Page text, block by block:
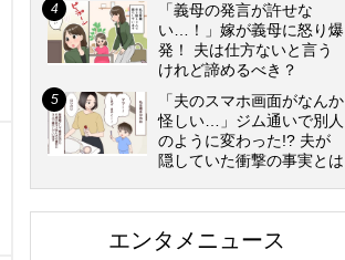
「義母の発言が許せな
い…！」嫁が義母に怒り爆
発！ 夫は仕方ないと言う
けれど諦めるべき？
「夫のスマホ画面がなんか
怪しい…」ジム通いで別人
のように変わった!? 夫が
隠していた衝撃の事実とは
エンタメニュース